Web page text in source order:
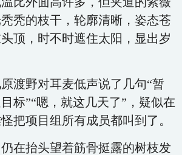
秃的枝干，轮廓清晰，姿态苍
顶，时不时遮住太阳，显出岁
渡野对耳麦低声说了几句“暂
标”“嗯，就这几天了”，疑似在
把项目组所有成员都叫到了。
在抬头望着筋骨挺露的树枝发